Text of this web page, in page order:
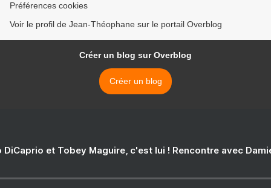
Préférences cookies
Voir le profil de Jean-Théophane sur le portail Overblog
Créer un blog sur Overblog
Créer un blog
DiCaprio et Tobey Maguire, c'est lui ! Rencontre avec